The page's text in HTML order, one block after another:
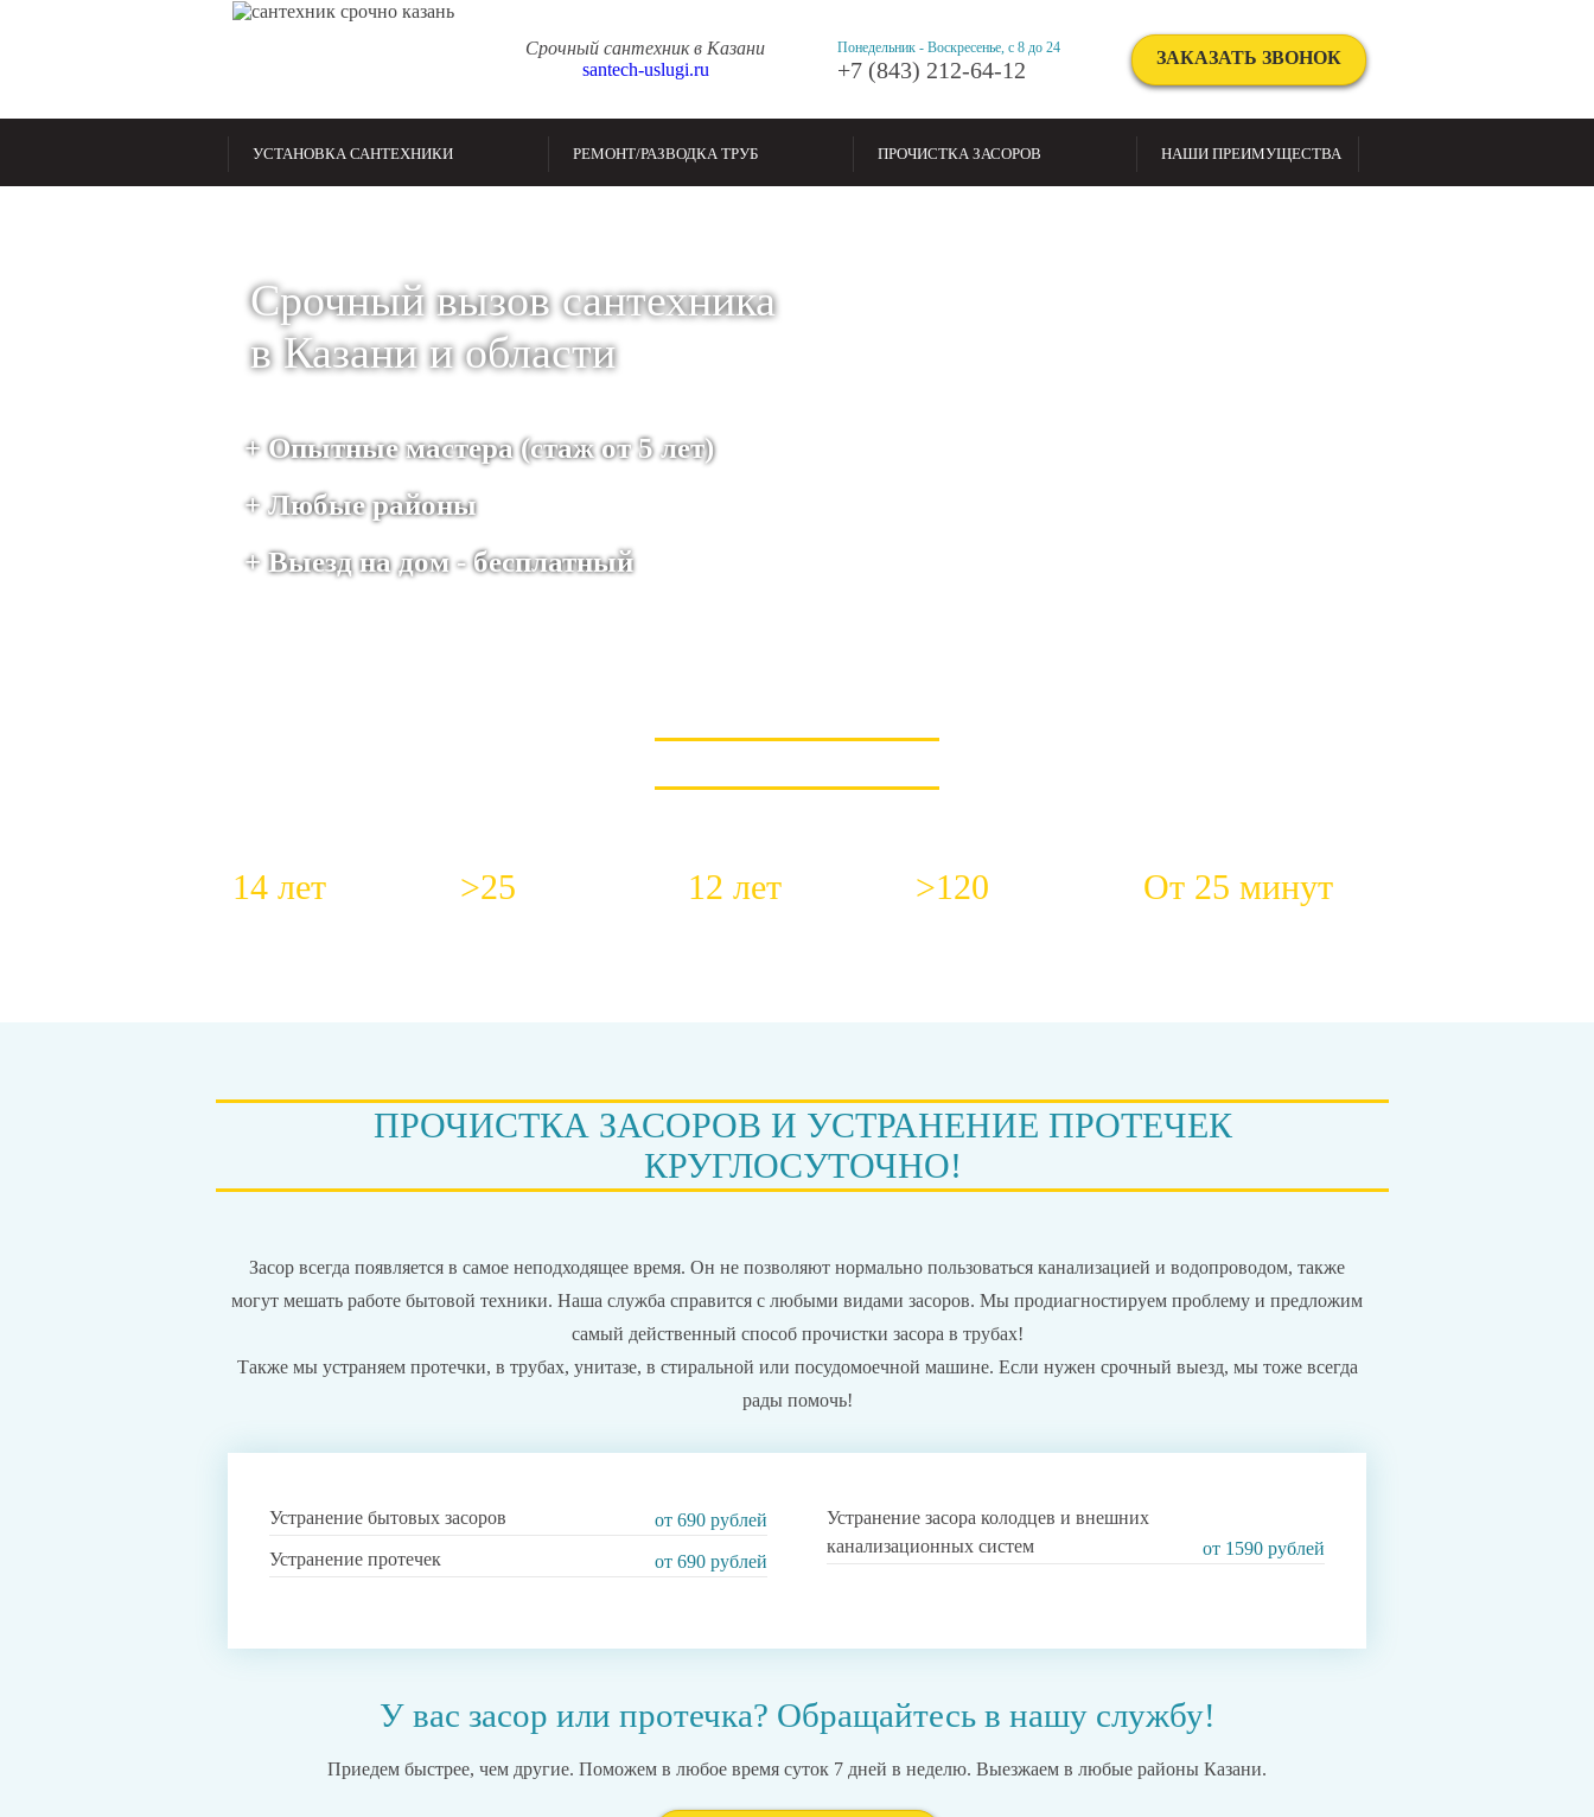
Срочный сантехник в Казани
santech-uslugi.ru
Понедельник - Воскресенье, с 8 до 24
+7 (843) 212-64-12 ЗАКАЗАТЬ ЗВОНОК
УСТАНОВКА САНТЕХНИКИ РЕМОНТ/РАЗВОДКА ТРУБ ПРОЧИСТКА ЗАСОРОВ НАШИ ПРЕИМУЩЕСТВА
Срочный вызов сантехника
в Казани и области
+ Опытные мастера (стаж от 5 лет)
+ Любые районы
+ Выезд на дом - бесплатный
14 лет >25 12 лет >120 От 25 минут
ПРОЧИСТКА ЗАСОРОВ И УСТРАНЕНИЕ ПРОТЕЧЕК
КРУГЛОСУТОЧНО!
Засор всегда появляется в самое неподходящее время. Он не позволяют нормально пользоваться канализацией и водопроводом, также
могут мешать работе бытовой техники. Наша служба справится с любыми видами засоров. Мы продиагностируем проблему и предложим
самый действенный способ прочистки засора в трубах!
Также мы устраняем протечки, в трубах, унитазе, в стиральной или посудомоечной машине. Если нужен срочный выезд, мы тоже всегда
рады помочь!
Устранение бытовых засоров
от 690 рублей
Устранение протечек
от 690 рублей
Устранение засора колодцев и внешних
канализационных систем
от 1590 рублей
У вас засор или протечка? Обращайтесь в нашу службу!
Приедем быстрее, чем другие. Поможем в любое время суток 7 дней в неделю. Выезжаем в любые районы Казани.